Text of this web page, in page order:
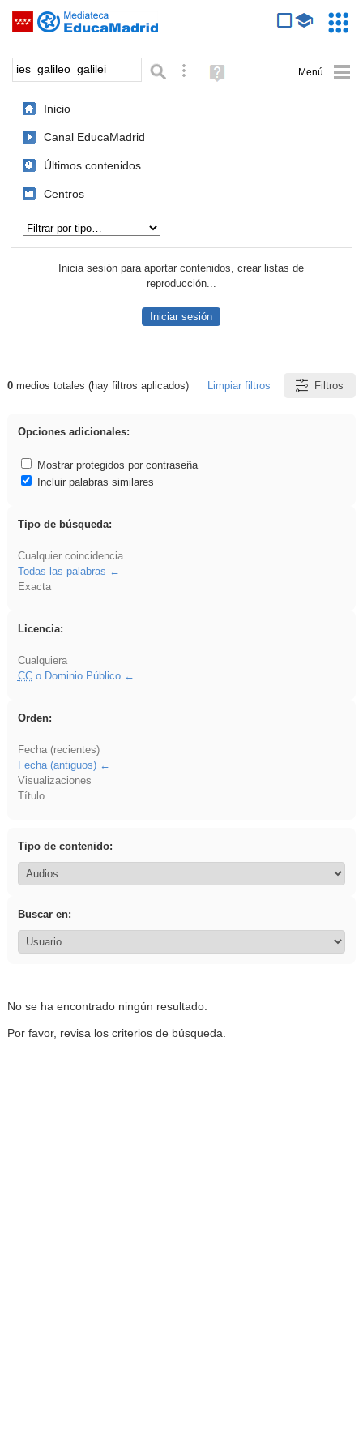
Saltar navegación
Palabra o frase: Búsqueda avanzada
Ayuda
(en
Inicio
Canal EducaMadrid
Últimos contenidos
Centros
Inicia sesión para aportar contenidos, crear listas de
reproducción...
Iniciar sesión
Resultados de: ies_galileo_galilei
0medios totales (hay filtros aplicados) Limpiar filtros Filtros
Opciones adicionales:
Mostrar protegidos por contraseña
Incluir palabras similares
Tipo de búsqueda:
Cualquier coincidencia
Todas las palabras
Exacta
Licencia:
Cualquiera
CCo Dominio Público
Orden:
Fecha (recientes)
Fecha (antiguos)
Visualizaciones
Título
Tipo de contenido:
Buscar en:
No se ha encontrado ningún resultado.
Por favor, revisa los criterios de búsqueda.